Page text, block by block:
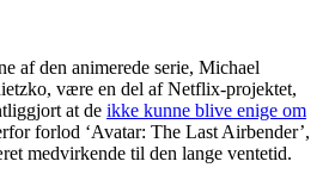
af den animerede serie, Michael
være en del af Netflix-projektet,
at de ikke kunne blive enige om
forlod ‘Avatar: The Last Airbender’,
medvirkende til den lange ventetid.